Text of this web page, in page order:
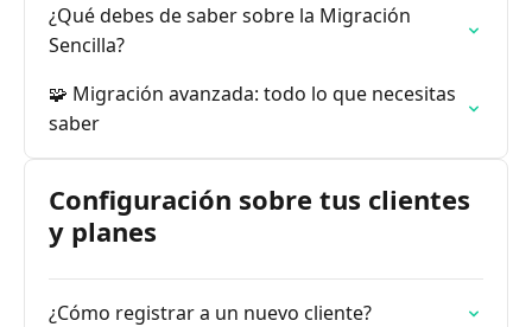
¿Qué debes de saber sobre la Migración
Sencilla?
🧩 Migración avanzada: todo lo que necesitas
saber
Configuración sobre tus clientes
y planes
¿Cómo registrar a un nuevo cliente?